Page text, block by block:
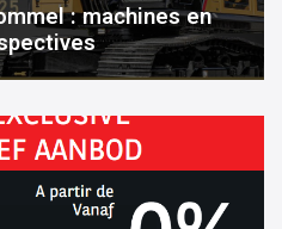
: machines en